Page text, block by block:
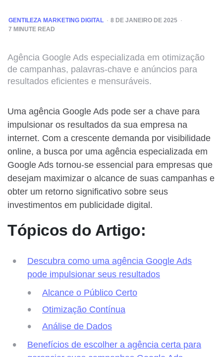
POSTED
GENTILEZA MARKETING DIGITAL
8 DE JANEIRO DE 2025
7 MINUTE READ
Agência Google Ads especializada em otimização
de campanhas, palavras-chave e anúncios para
resultados eficientes e mensuráveis.
Uma agência Google Ads pode ser a chave para
impulsionar os resultados da sua empresa na
internet. Com a crescente demanda por visibilidade
online, a busca por uma agência especializada em
Google Ads tornou-se essencial para empresas que
desejam maximizar o alcance de suas campanhas e
obter um retorno significativo sobre seus
investimentos em publicidade digital.
Tópicos do Artigo:
Descubra como uma agência Google Ads
pode impulsionar seus resultados
Alcance o Público Certo
Otimização Contínua
Análise de Dados
Benefícios de escolher a agência certa para